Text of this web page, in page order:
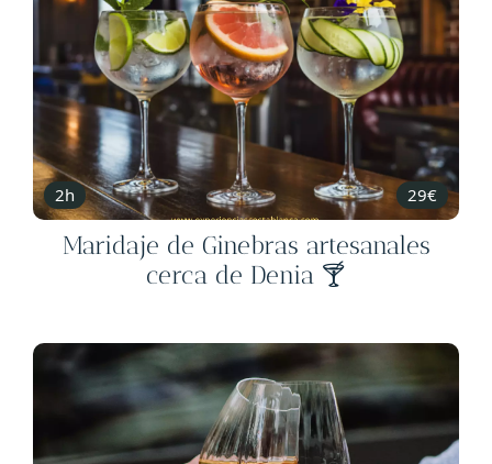
2h 29€
Maridaje de Ginebras artesanales
cerca de Denia 🍸